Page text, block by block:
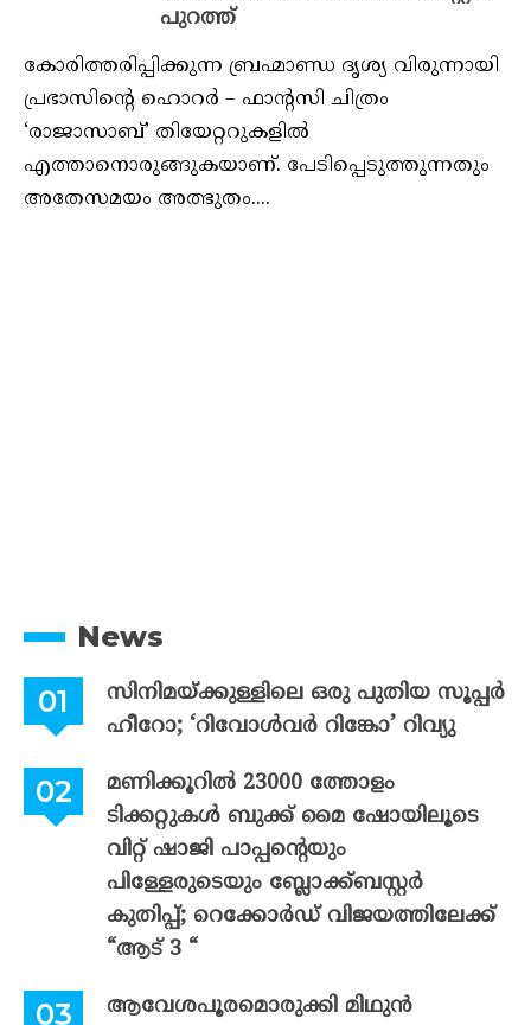
പുറത്ത്
കോരിത്തരിപ്പിക്കുന്ന ബ്രഹ്മാണ്ഡ ദൃശ്യ വിരുന്നായി
പ്രഭാസിന്‍റെ ഹൊറർ – ഫാന്‍റസി ചിത്രം
‘രാജാസാബ്’ തിയേറ്ററുകളിൽ
എത്താനൊരുങ്ങുകയാണ്. പേടിപ്പെടുത്തുന്നതും
അതേസമയം അത്ഭുതം....
News
സിനിമയ്ക്കുള്ളിലെ ഒരു പുതിയ സൂപ്പർ
ഹീറോ; ‘റിവോൾവർ റിങ്കോ’ റിവ്യു
മണിക്കൂറിൽ 23000 ത്തോളം
ടിക്കറ്റുകൾ ബുക്ക് മൈ ഷോയിലൂടെ
വിറ്റ് ഷാജി പാപ്പന്റെയും
പിള്ളേരുടെയും ബ്ലോക്ക്ബസ്റ്റർ
കുതിപ്പ്; റെക്കോർഡ് വിജയത്തിലേക്ക്
“ആട് 3 “
ആവേശപൂരമൊരുക്കി മിഥുൻ